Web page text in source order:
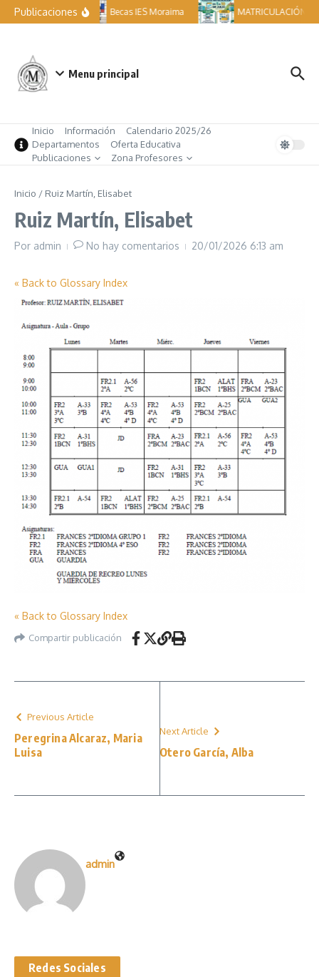
Saltar al contenido
Publicaciones Becas IES Moraima MATRICULACIÓN
Menu principal
Inicio Información
Calendario 2025/26
Departamentos
Oferta Educativa
Publicaciones
Zona Profesores
Inicio / Ruiz Martín, Elisabet
Ruiz Martín, Elisabet
Por admin No hay comentarios 20/01/2026 6:13 am
« Back to Glossary Index
« Back to Glossary Index
Compartir publicación
Previous Article
Peregrina Alcaraz, Maria
Luisa
Next Article
Otero García, Alba
admin
Redes Sociales